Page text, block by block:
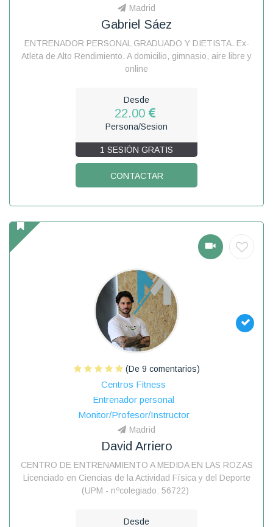
Madrid
Gabriel Sáez
ENTRENADOR PERSONAL GRADUADO Y DIETISTA. Ex-
Atleta de Alto Rendimiento. A domicilio, gimnasio, aire libre y
online
Desde
22.00
Persona/Sesion
1 SESIÓN GRATIS
CONTACTAR
(De 9 comentarios)
Centros Fitness
Entrenador personal
Monitor/Profesor/Instructor
Madrid
David Arriero
CENTRO DE ENTRENAMIENTO A MEDIDA EN LAS ROZAS
Licenciado en Ciencias de la Actividad Física y del Deporte
(UPM - nºcolegiado: 56722)
Desde